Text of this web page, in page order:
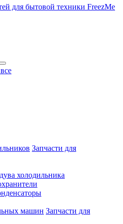
Запчасти для
холодильника
Запчасти для